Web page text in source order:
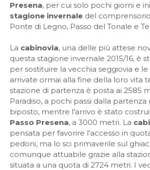
Presena, per cui solo pochi giorni e
stagione invernale del
Ponte di Legno, Passo del Tonale e
La cabinovia, una delle più attese
questa stagione invernale 2015/16, è
per sostituire la vecchia seggiovia e
arrivate ormai alla fine della loro vita
stazione di partenza è posta ai 2585
Paradiso, a pochi passi dalla partenza
biposto, mentre l'arrivo è stato
Passo Presena, a 3000 metri. La
pensata per favorire l'accesso in
pedoni, ma lo sci primaverile sul
comunque attuabile grazie alla
situata a una quota di 2724 metri. I